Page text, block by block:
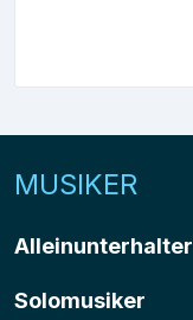
MUSIKER
Alleinunterhalter
Solomusiker